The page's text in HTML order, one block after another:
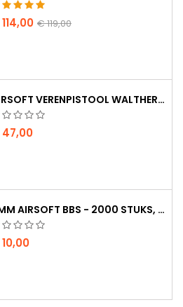
€ 119,00
AIRSOFT VERENPISTOOL WALTHER PPQ NAVY MET GELUIDDEMPER
6MM AIRSOFT BBS - 2000 STUKS, 0,20G, HOGE KWALITEIT